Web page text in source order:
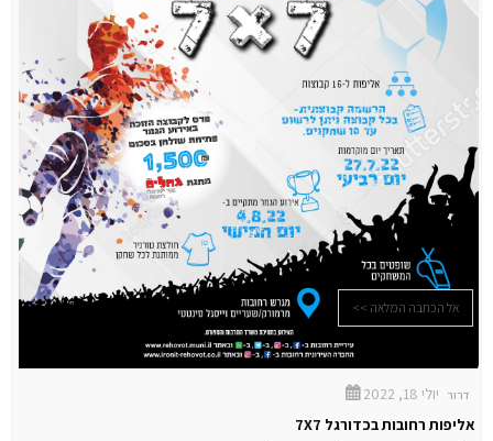
דרור
יולי 18, 2022
אליפות רחובות בכדורגל 7X7
אל הכתבה המלאה >>